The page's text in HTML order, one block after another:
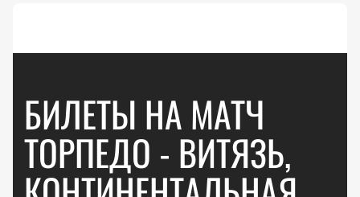
БИЛЕТЫ НА МАТЧ
ТОРПЕДО - ВИТЯЗЬ,